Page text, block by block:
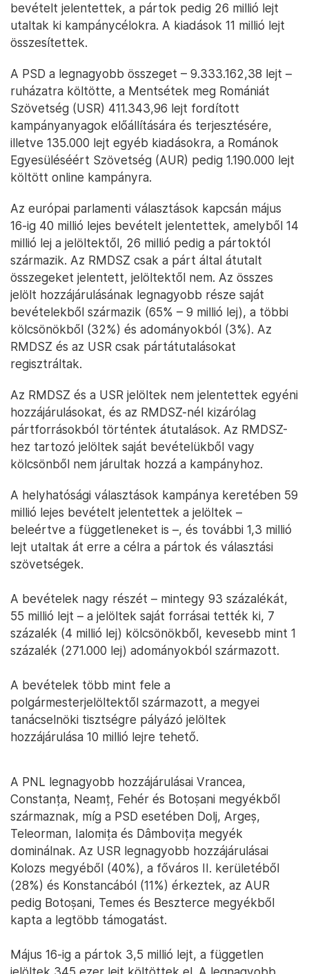
bevételt jelentettek, a pártok pedig 26 millió lejt
utaltak ki kampánycélokra. A kiadások 11 millió lejt
összesítettek.
A PSD a legnagyobb összeget – 9.333.162,38 lejt –
ruházatra költötte, a Mentsétek meg Romániát
Szövetség (USR) 411.343,96 lejt fordított
kampányanyagok előállítására és terjesztésére,
illetve 135.000 lejt egyéb kiadásokra, a Románok
Egyesüléséért Szövetség (AUR) pedig 1.190.000 lejt
költött online kampányra.
Az európai parlamenti választások kapcsán május
16-ig 40 millió lejes bevételt jelentettek, amelyből 14
millió lej a jelöltektől, 26 millió pedig a pártoktól
származik. Az RMDSZ csak a párt által átutalt
összegeket jelentett, jelöltektől nem. Az összes
jelölt hozzájárulásának legnagyobb része saját
bevételekből származik (65% – 9 millió lej), a többi
kölcsönökből (32%) és adományokból (3%). Az
RMDSZ és az USR csak pártátutalásokat
regisztráltak.
Az RMDSZ és a USR jelöltek nem jelentettek egyéni
hozzájárulásokat, és az RMDSZ-nél kizárólag
pártforrásokból történtek átutalások. Az RMDSZ-
hez tartozó jelöltek saját bevételükből vagy
kölcsönből nem járultak hozzá a kampányhoz.
A helyhatósági választások kampánya keretében 59
millió lejes bevételt jelentettek a jelöltek –
beleértve a függetleneket is –, és további 1,3 millió
lejt utaltak át erre a célra a pártok és választási
szövetségek.
A bevételek nagy részét – mintegy 93 százalékát,
55 millió lejt – a jelöltek saját forrásai tették ki, 7
százalék (4 millió lej) kölcsönökből, kevesebb mint 1
százalék (271.000 lej) adományokból származott.
A bevételek több mint fele a
polgármesterjelöltektől származott, a megyei
tanácselnöki tisztségre pályázó jelöltek
hozzájárulása 10 millió lejre tehető.
A PNL legnagyobb hozzájárulásai Vrancea,
Constanța, Neamț, Fehér és Botoșani megyékből
származnak, míg a PSD esetében Dolj, Argeș,
Teleorman, Ialomița és Dâmbovița megyék
dominálnak. Az USR legnagyobb hozzájárulásai
Kolozs megyéből (40%), a főváros II. kerületéből
(28%) és Konstancából (11%) érkeztek, az AUR
pedig Botoșani, Temes és Beszterce megyékből
kapta a legtöbb támogatást.
Május 16-ig a pártok 3,5 millió lejt, a független